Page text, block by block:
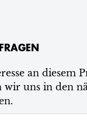
an diesem
wir uns in den